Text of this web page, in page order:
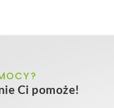
Ci pomoże!